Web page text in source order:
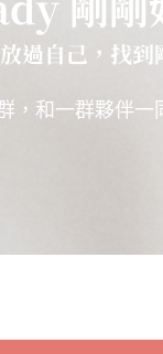
過自己，找
，和一群夥伴一